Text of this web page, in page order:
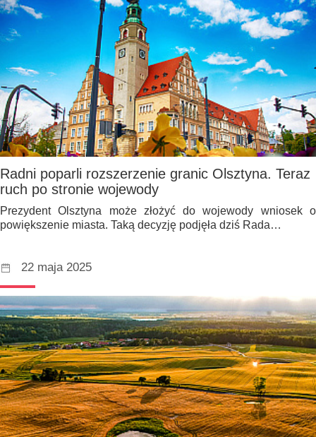
Radni poparli rozszerzenie granic Olsztyna. Teraz
ruch po stronie wojewody
Prezydent Olsztyna może złożyć do wojewody wniosek o
powiększenie miasta. Taką decyzję podjęła dziś Rada…
22 maja 2025